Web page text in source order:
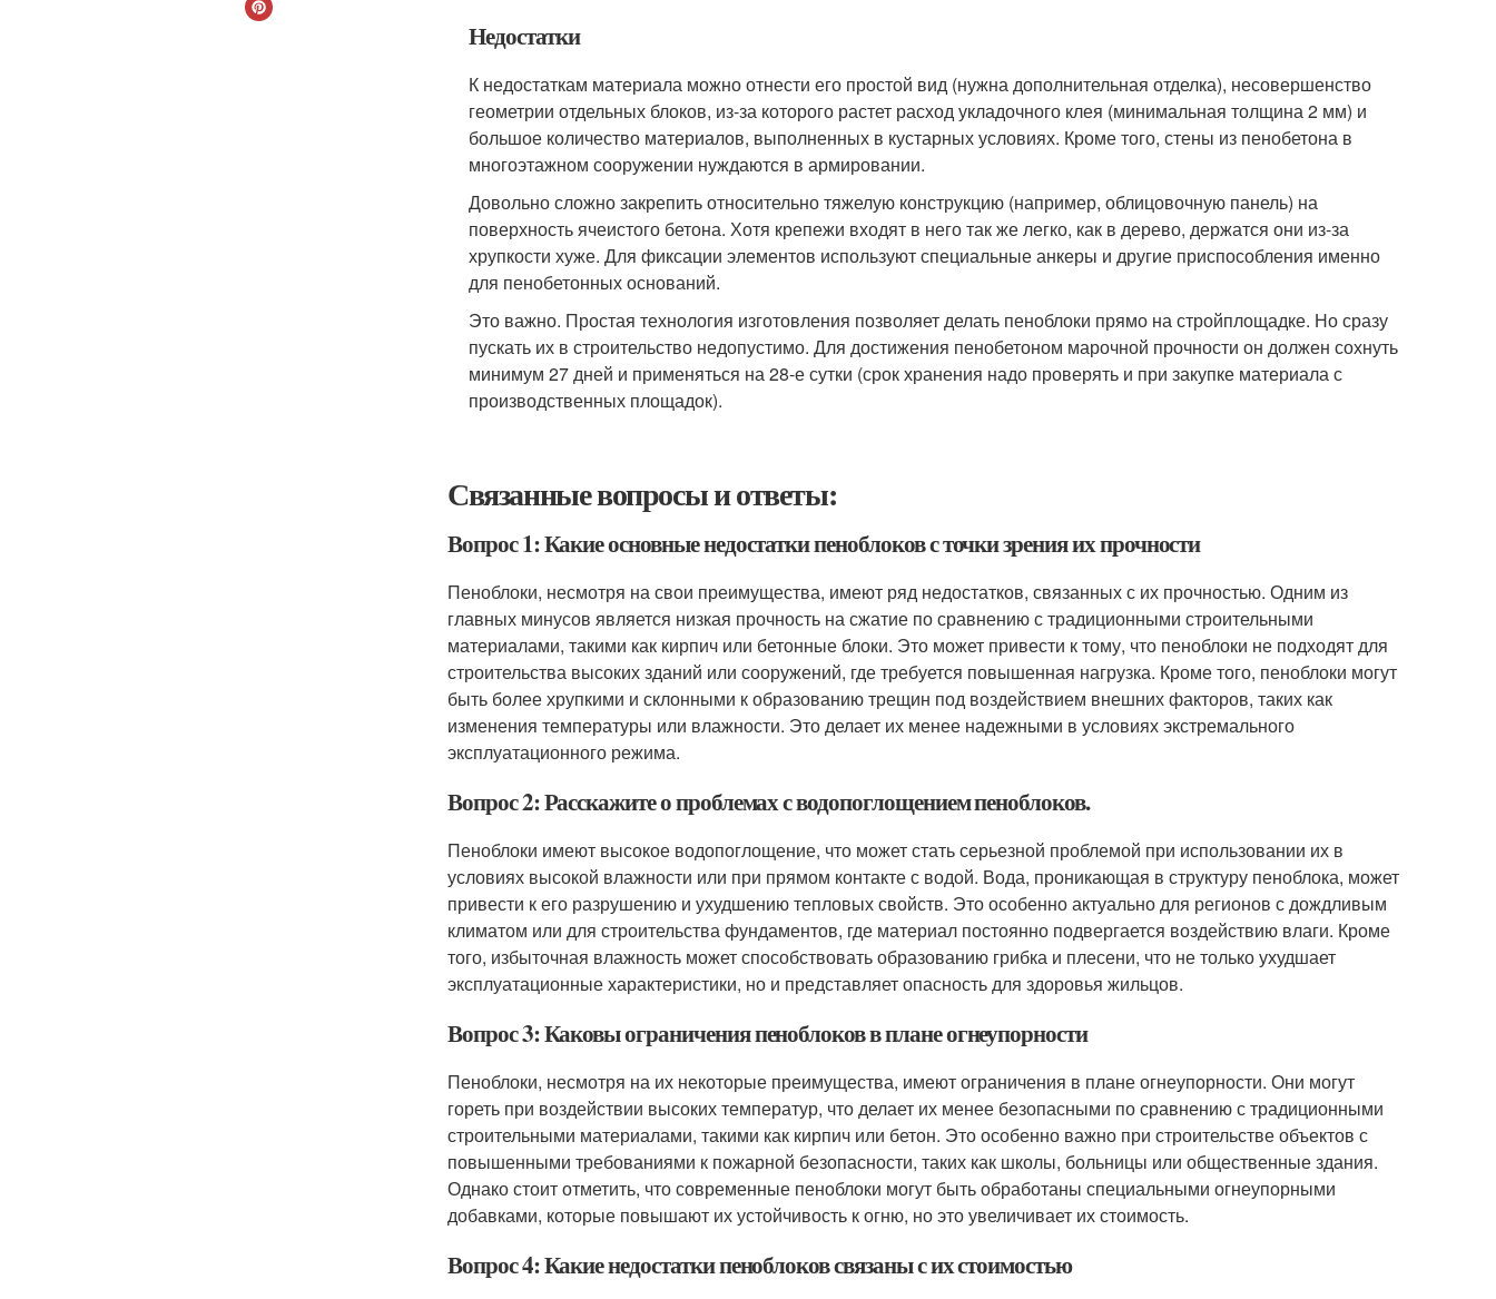
Недостатки
К недостаткам материала можно отнести его простой вид (нужна дополнительная отделка), несовершенство
геометрии отдельных блоков, из-за которого растет расход укладочного клея (минимальная толщина 2 мм) и
большое количество материалов, выполненных в кустарных условиях. Кроме того, стены из пенобетона в
многоэтажном сооружении нуждаются в армировании.
Довольно сложно закрепить относительно тяжелую конструкцию (например, облицовочную панель) на
поверхность ячеистого бетона. Хотя крепежи входят в него так же легко, как в дерево, держатся они из-за
хрупкости хуже. Для фиксации элементов используют специальные анкеры и другие приспособления именно
для пенобетонных оснований.
Это важно. Простая технология изготовления позволяет делать пеноблоки прямо на стройплощадке. Но сразу
пускать их в строительство недопустимо. Для достижения пенобетоном марочной прочности он должен сохнуть
минимум 27 дней и применяться на 28-е сутки (срок хранения надо проверять и при закупке материала с
производственных площадок).
Связанные вопросы и ответы:
Вопрос 1: Какие основные недостатки пеноблоков с точки зрения их прочности
Пеноблоки, несмотря на свои преимущества, имеют ряд недостатков, связанных с их прочностью. Одним из
главных минусов является низкая прочность на сжатие по сравнению с традиционными строительными
материалами, такими как кирпич или бетонные блоки. Это может привести к тому, что пеноблоки не подходят для
строительства высоких зданий или сооружений, где требуется повышенная нагрузка. Кроме того, пеноблоки могут
быть более хрупкими и склонными к образованию трещин под воздействием внешних факторов, таких как
изменения температуры или влажности. Это делает их менее надежными в условиях экстремального
эксплуатационного режима.
Вопрос 2: Расскажите о проблемах с водопоглощением пеноблоков.
Пеноблоки имеют высокое водопоглощение, что может стать серьезной проблемой при использовании их в
условиях высокой влажности или при прямом контакте с водой. Вода, проникающая в структуру пеноблока, может
привести к его разрушению и ухудшению тепловых свойств. Это особенно актуально для регионов с дождливым
климатом или для строительства фундаментов, где материал постоянно подвергается воздействию влаги. Кроме
того, избыточная влажность может способствовать образованию грибка и плесени, что не только ухудшает
эксплуатационные характеристики, но и представляет опасность для здоровья жильцов.
Вопрос 3: Каковы ограничения пеноблоков в плане огнеупорности
Пеноблоки, несмотря на их некоторые преимущества, имеют ограничения в плане огнеупорности. Они могут
гореть при воздействии высоких температур, что делает их менее безопасными по сравнению с традиционными
строительными материалами, такими как кирпич или бетон. Это особенно важно при строительстве объектов с
повышенными требованиями к пожарной безопасности, таких как школы, больницы или общественные здания.
Однако стоит отметить, что современные пеноблоки могут быть обработаны специальными огнеупорными
добавками, которые повышают их устойчивость к огню, но это увеличивает их стоимость.
Вопрос 4: Какие недостатки пеноблоков связаны с их стоимостью